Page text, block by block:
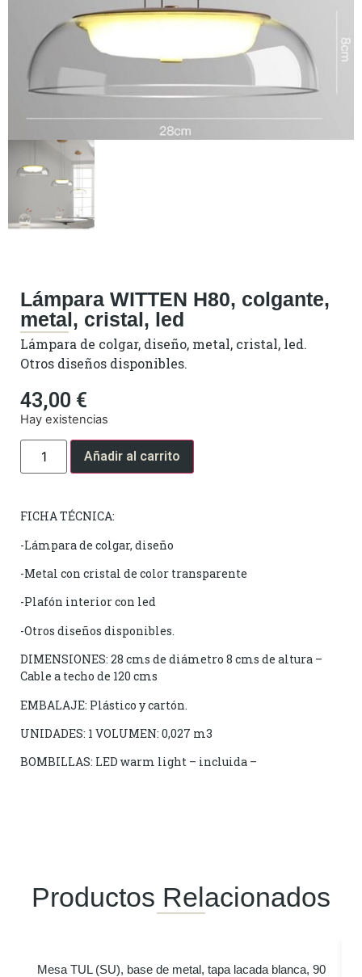
Lámpara WITTEN H80, colgante,
metal, cristal, led
Lámpara de colgar, diseño, metal, cristal, led.
Otros diseños disponibles.
43,00 €
Hay existencias
Añadir al carrito
FICHA TÉCNICA:
-Lámpara de colgar, diseño
-Metal con cristal de color transparente
-Plafón interior con led
-Otros diseños disponibles.
DIMENSIONES: 28 cms de diámetro 8 cms de altura –
Cable a techo de 120 cms
EMBALAJE: Plástico y cartón.
UNIDADES: 1 VOLUMEN: 0,027 m3
BOMBILLAS: LED warm light – incluida –
Productos Relacionados
Mesa TUL (SU), base de metal, tapa lacada blanca, 90